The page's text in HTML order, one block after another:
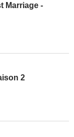
Marriage -
2